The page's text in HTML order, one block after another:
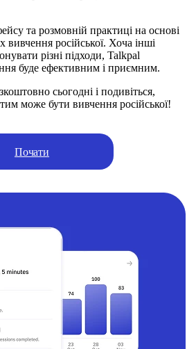
та розмовній практиці на основі
російської. Хоча інші
різні підходи, Talkpal
буде ефективним і приємним.
сьогодні і подивіться,
може бути вивчення російської!
Почати